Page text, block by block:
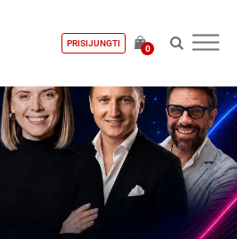
PRISIJUNGTI
0